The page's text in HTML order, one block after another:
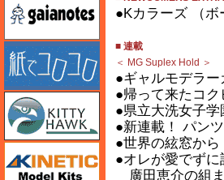
●Kカラーズ （ボ
■ 連載
＜ MG Suplex Hold ＞
●ギャルモデラ
●帰って来たコ
●県立大洗女子
●新連載！ パン
●世界の絃窓か
●オレが愛でず
廣田恵介の組
紙でコロコロ
キティホーク
キネテック